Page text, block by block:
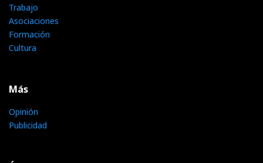
Trabajo
Asociaciones
Formación
Cultura
Más
Opinión
Publicidad